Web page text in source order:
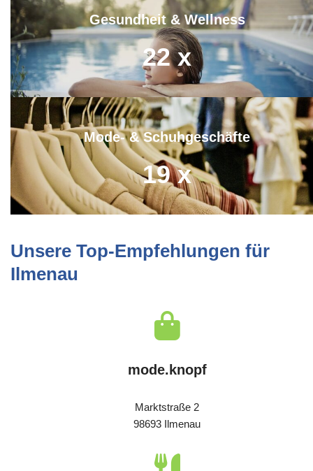
Gesundheit & Wellness
22 x
Mode- & Schuhgeschäfte
19 x
Unsere Top-Empfehlungen für
Ilmenau
mode.knopf
Marktstraße 2
98693 Ilmenau